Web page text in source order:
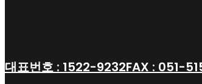
대표번호 : 1522-9232FAX : 051-